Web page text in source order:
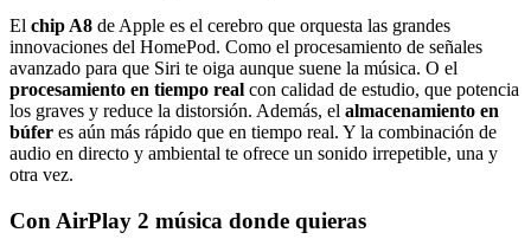
El chip A8 de Apple es el cerebro que orquesta las grandes
innovaciones del HomePod. Como el procesamiento de señales
avanzado para que Siri te oiga aunque suene la música. O el
procesamiento en tiempo real con calidad de estudio, que potencia
los graves y reduce la distorsión. Además, el almacenamiento en
búfer es aún más rápido que en tiempo real. Y la combinación de
audio en directo y ambiental te ofrece un sonido irrepetible, una y
otra vez.
Con AirPlay 2 música donde quieras